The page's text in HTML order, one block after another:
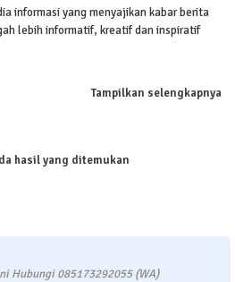
informasi yang menyajikan kabar berita
lebih informatif, kreatif dan inspiratif
Tampilkan selengkapnya
hasil yang ditemukan
Hubungi 085173292055 (WA)